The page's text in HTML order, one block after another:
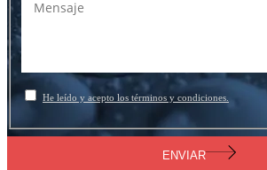
He leído y acepto los términos y condiciones.
ENVIAR